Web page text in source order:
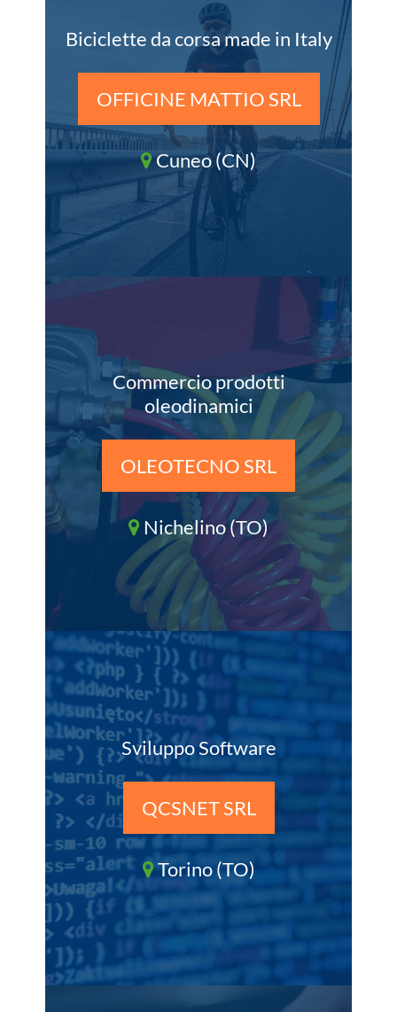
Biciclette da corsa made in Italy
OFFICINE MATTIO SRL
Cuneo (CN)
Commercio prodotti
oleodinamici
OLEOTECNO SRL
Nichelino (TO)
Sviluppo Software
QCSNET SRL
Torino (TO)